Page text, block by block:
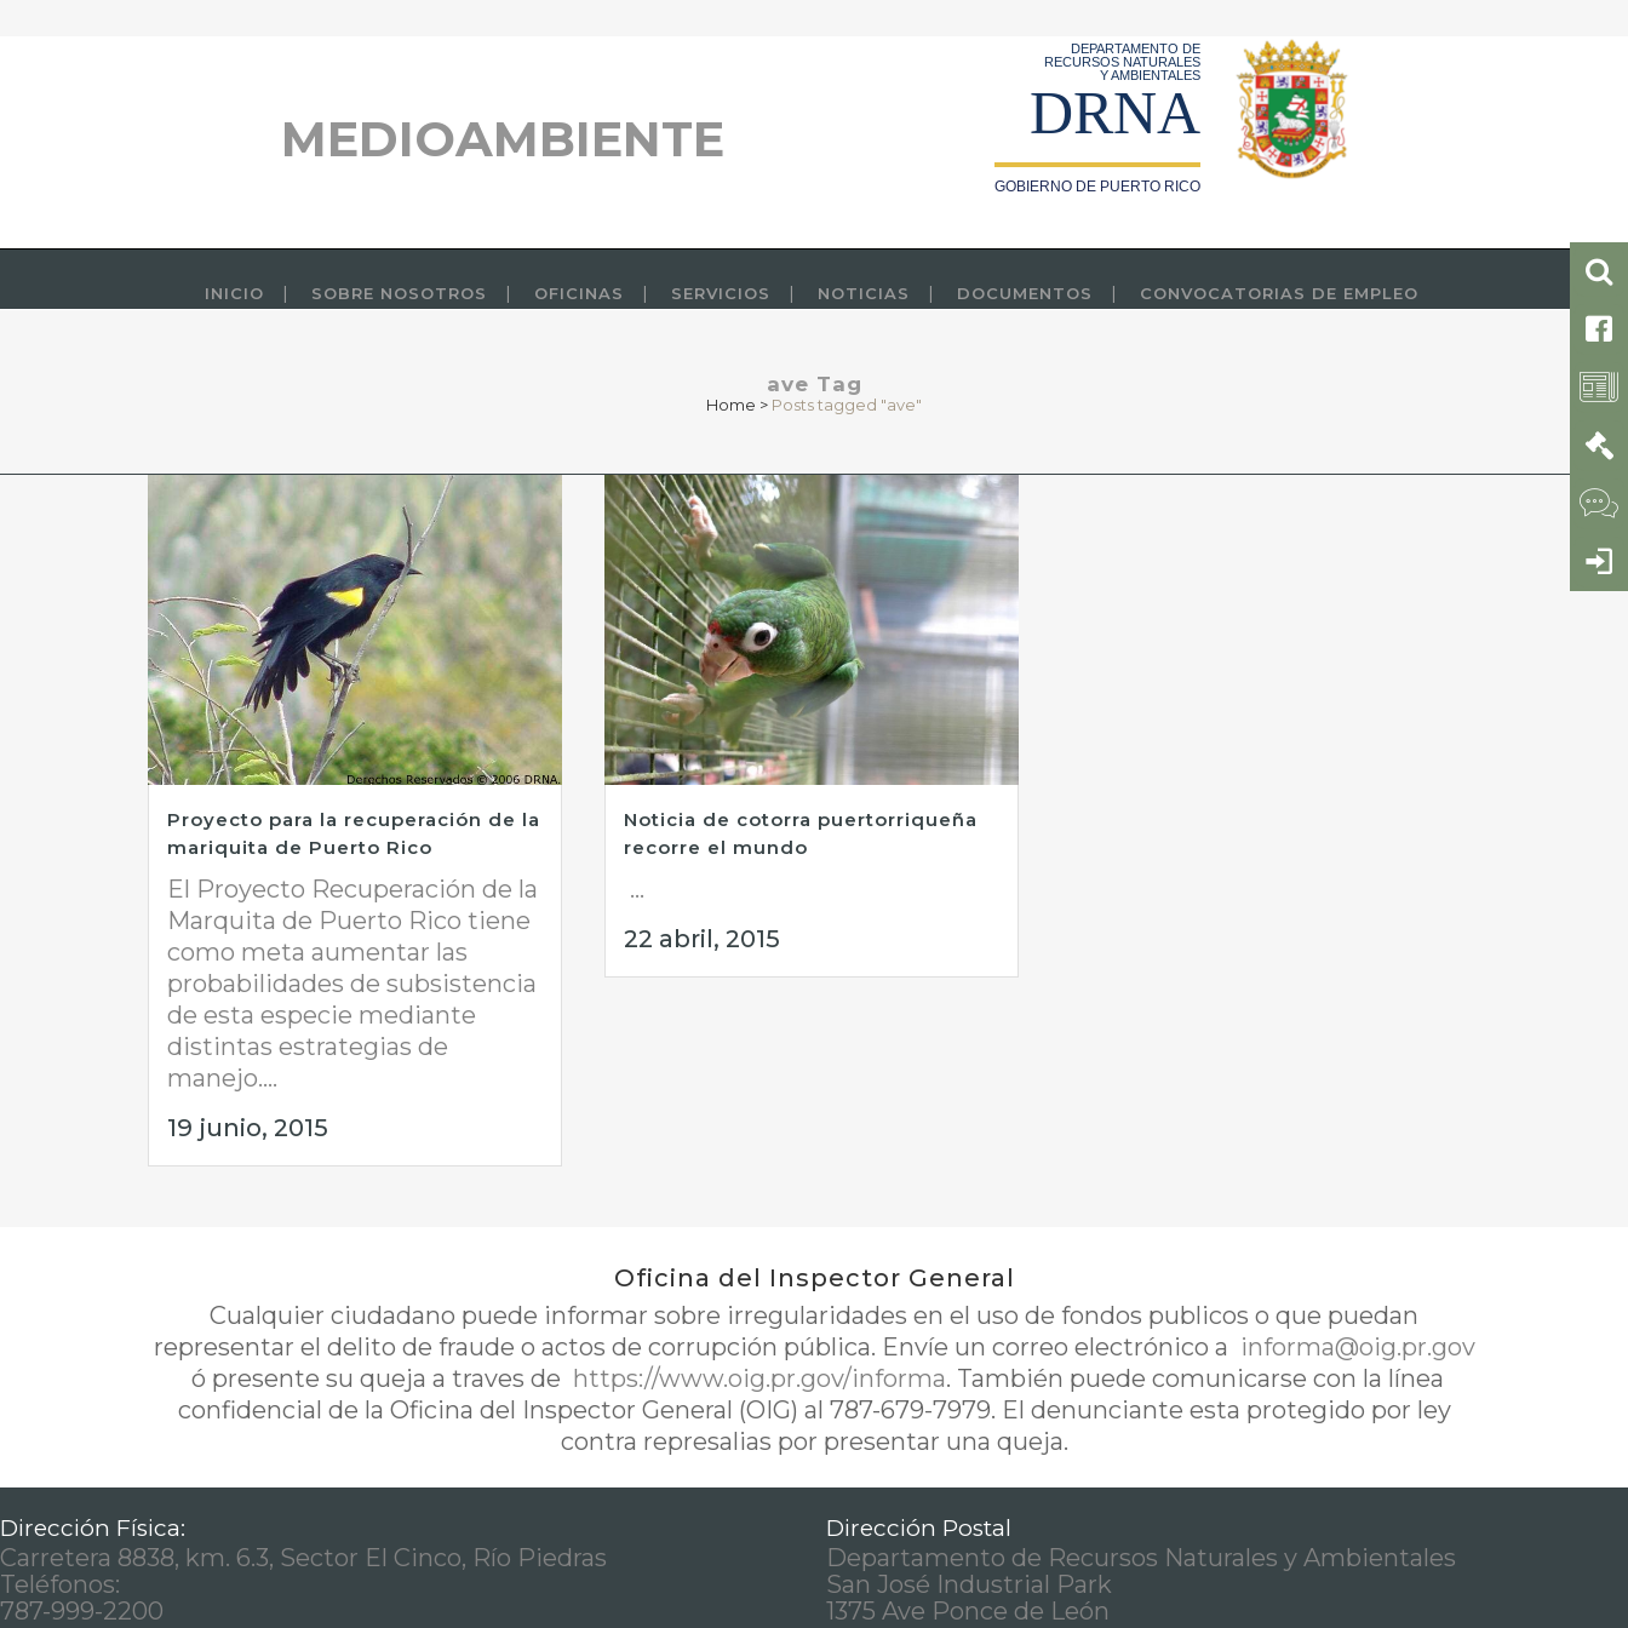
MEDIOAMBIENTE
DEPARTAMENTO DE
RECURSOS NATURALES
Y AMBIENTALES
DRNA
GOBIERNO DE PUERTO RICO
INICIO SOBRE NOSOTROS OFICINAS SERVICIOS NOTICIAS DOCUMENTOS CONVOCATORIAS DE EMPLEO
ave Tag
Home > Posts tagged "ave"
Proyecto para la recuperación de la
mariquita de Puerto Rico
El Proyecto Recuperación de la
Marquita de Puerto Rico tiene
como meta aumentar las
probabilidades de subsistencia
de esta especie mediante
distintas estrategias de
manejo....
19 junio, 2015
Noticia de cotorra puertorriqueña
recorre el mundo
...
22 abril, 2015
Oficina del Inspector General
Cualquier ciudadano puede informar sobre irregularidades en el uso de fondos publicos o que puedan
representar el delito de fraude o actos de corrupción pública. Envíe un correo electrónico a informa@oig.pr.gov
ó presente su queja a traves de https://www.oig.pr.gov/informa. También puede comunicarse con la línea
confidencial de la Oficina del Inspector General (OIG) al 787-679-7979. El denunciante esta protegido por ley
contra represalias por presentar una queja.
Dirección Física:
Carretera 8838, km. 6.3, Sector El Cinco, Río Piedras
Teléfonos:
787-999-2200
Dirección Postal
Departamento de Recursos Naturales y Ambientales
San José Industrial Park
1375 Ave Ponce de León